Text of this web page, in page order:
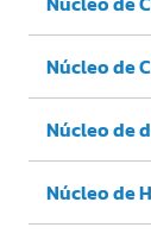
Núcleo de
Núcleo de
Núcleo de